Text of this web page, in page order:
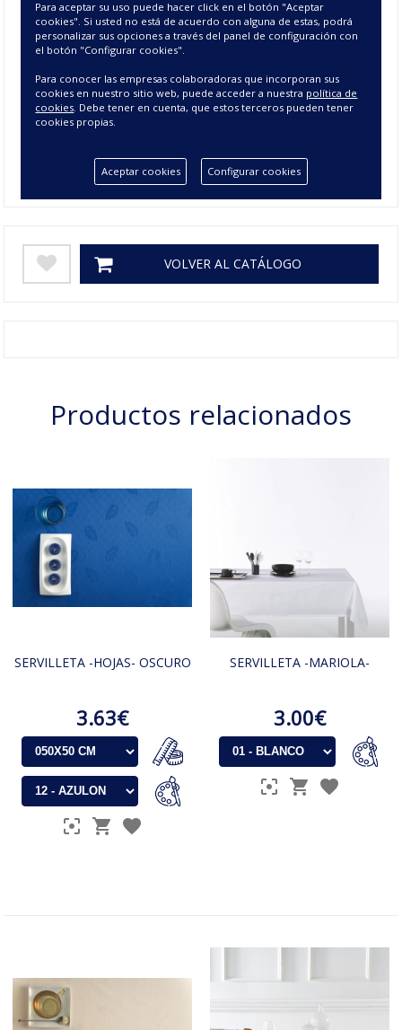
Composición
50% ALGODÓN 50% POLIÉSTER
Tamaño
50X50 cm
Colores
GRANATE, GRIS
SERVILLETA "MARIOLA"
VOLVER AL CATÁLOGO
Productos relacionados
SERVILLETA -HOJAS- OSCURO
3.63€
SERVILLETA -MARIOLA-
3.00€
Para aceptar su uso puede hacer click en el botón "Aceptar
cookies". Si usted no está de acuerdo con alguna de estas, podrá
personalizar sus opciones a través del panel de configuración con
el botón "Configurar cookies".
Para conocer las empresas colaboradoras que incorporan sus
cookies en nuestro sitio web, puede acceder a nuestra política de
cookies . Debe tener en cuenta, que estos terceros pueden tener
cookies propias.
Aceptar cookies Configurar cookies